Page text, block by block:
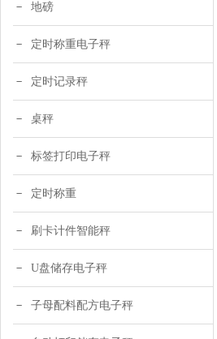
地磅
定时称重电子秤
定时记录秤
桌秤
标签打印电子秤
定时称重
刷卡计件智能秤
U盘储存电子秤
子母配料配方电子秤